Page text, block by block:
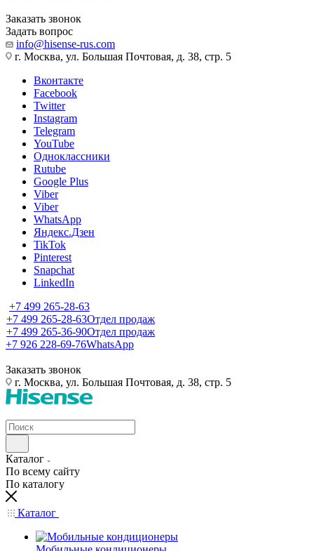
Заказать звонок
Задать вопрос
info@hisense-rus.com
г. Москва, ул. Большая Почтовая, д. 38, стр. 5
Вконтакте
Facebook
Twitter
Instagram
Telegram
YouTube
Одноклассники
Rutube
Google Plus
Viber
Viber
WhatsApp
Яндекс.Дзен
TikTok
Pinterest
Snapchat
LinkedIn
+7 499 265-28-63
+7 499 265-28-63Отдел продаж
+7 499 265-36-90Отдел продаж
+7 926 228-69-76WhatsApp
Заказать звонок
г. Москва, ул. Большая Почтовая, д. 38, стр. 5
Каталог
По всему сайту
По каталогу
Каталог